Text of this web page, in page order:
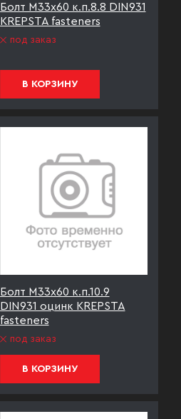
Болт М33х60 к.п.8.8 DIN931
KREPSTA fasteners
под заказ
В КОРЗИНУ
Болт М33х60 к.п.10.9
DIN931 оцинк KREPSTA
fasteners
под заказ
В КОРЗИНУ